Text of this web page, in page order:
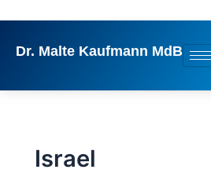
springen
Dr. Malte Kaufmann MdB
Israel